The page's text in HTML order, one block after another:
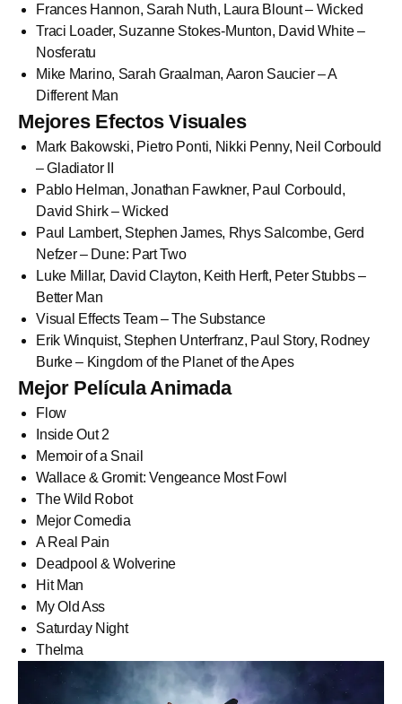
Frances Hannon, Sarah Nuth, Laura Blount – Wicked
Traci Loader, Suzanne Stokes-Munton, David White –
Nosferatu
Mike Marino, Sarah Graalman, Aaron Saucier – A
Different Man
Mejores Efectos Visuales
Mark Bakowski, Pietro Ponti, Nikki Penny, Neil Corbould
– Gladiator II
Pablo Helman, Jonathan Fawkner, Paul Corbould,
David Shirk – Wicked
Paul Lambert, Stephen James, Rhys Salcombe, Gerd
Nefzer – Dune: Part Two
Luke Millar, David Clayton, Keith Herft, Peter Stubbs –
Better Man
Visual Effects Team – The Substance
Erik Winquist, Stephen Unterfranz, Paul Story, Rodney
Burke – Kingdom of the Planet of the Apes
Mejor Película Animada
Flow
Inside Out 2
Memoir of a Snail
Wallace & Gromit: Vengeance Most Fowl
The Wild Robot
Mejor Comedia
A Real Pain
Deadpool & Wolverine
Hit Man
My Old Ass
Saturday Night
Thelma